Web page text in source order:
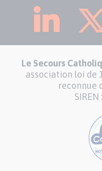
Le Secours
association loi de
reconnue